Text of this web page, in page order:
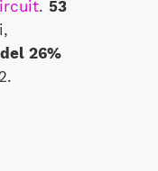
. 53
26%